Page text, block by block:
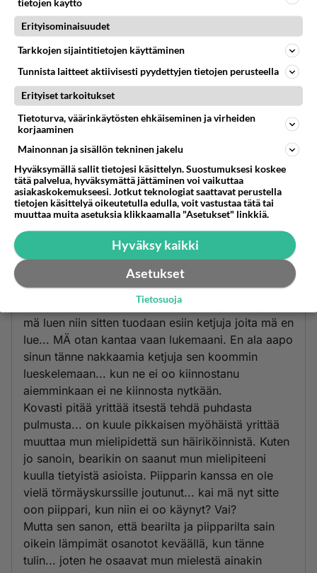
Äänestä Kommentoi
2015-11-08 11:00:59
No kuten jo kerroin... EN LUE KAIKKIA
KETJUJA!!! Ainoastaan oon huomannut, kuinka
sä yleensä pistät piipparista jotakin johonkin
ketjuun ja PAM!! Teidän stoorii en sen koommin
tiedä enkä haluakkaan... eikä se nyt edes ollut
mun aloitukseni pointtikaan...
Äänestä Kommentoi
2015-11-08 00:40:10
Voi voi aapoa... kovasti pittää nyt sitte hakemalla
hakea juttuja...
Kun minä sanon, että hän häiriköi ketjuissa, joita
mä luen niin sitten tuodaan esiin ketjuja joita mä en
lue... MÄ otan kantaa vaan lukemaani. En ala aapo
sinun tänne nakkaamia ketjuja sen koommin
lueskelemaan... kun ne ei oo kiinnostanu
aiemminkaan ei ne kiinnosta nytkään.
Kovasti pitää yrittää itsestä tehdä puhdasta
pulmusta... on kuule pikkaisen myöhäistä yrittää
muuttaa mun mielipidettä sun häiriköinnistä. Kuten
jo sanoin, bearikin on saanut mun mielipiteeni
kuulla tietyistä asioista. Piipparin kanssa en ole
vielä törmäyskurssille joutunut... kai mä nyt sitte
oon piippari, kun niin ei oo käynyt? Vai?
Mutta sen sanon, että bearilta ja piipparilta sain
oikein lämpimät osanotot keväällä, kun tänne
tulin... joten he osaavat mun mielestä ainakin
tietojen käyttö
Erityisominaisuudet
Tarkkojen sijaintitietojen käyttäminen
Tunnista laitteet aktiivisesti pyydettyjen tietojen perusteella
Erityiset tarkoitukset
Tietoturva, väärinkäytösten ehkäiseminen ja virheiden
korjaaminen
Mainonnan ja sisällön tekninen jakelu
Hyväksymällä sallit tietojesi käsittelyn. Suostumuksesi koskee
tätä palvelua, hyväksymättä jättäminen voi vaikuttaa
asiakaskokemukseesi. Jotkut teknologiat saattavat perustella
tietojen käsittelyä oikeutetulla edulla, voit vastustaa tätä tai
muuttaa muita asetuksia klikkaamalla "Asetukset" linkkiä.
Hyväksy kaikki
Asetukset
Tietosuoja